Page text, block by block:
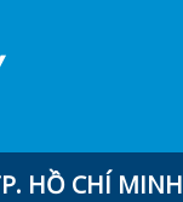
HỒ CHÍ MINH